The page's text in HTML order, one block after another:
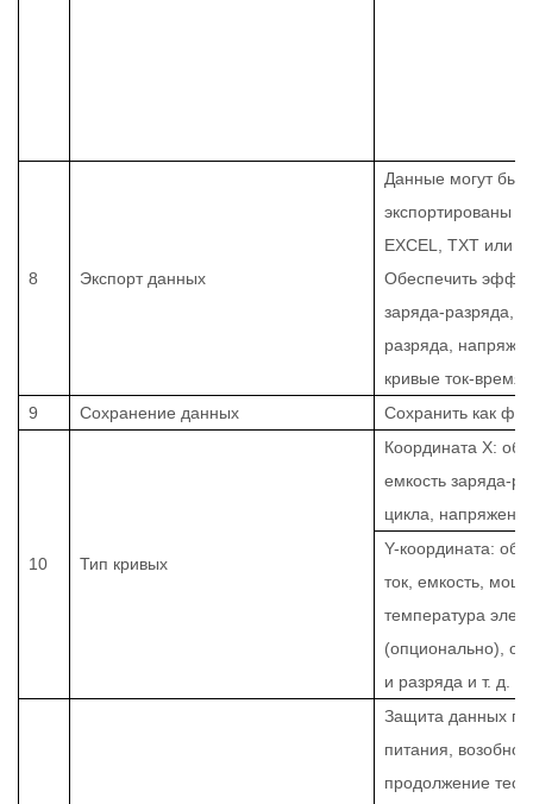
8 Экспорт данных
Данные могут быть
экспортированы
EXCEL, TXT или
Обеспечить
заряда-разряда,
разряда,
кривые ток-время
9
Сохранение данных Сохранить как
10 Тип кривых
Координата X:
емкость заряда-
цикла,
Y-координата:
ток, емкость,
температура
(опционально),
и разряда и т. д.
Защита данных
питания,
продолжение